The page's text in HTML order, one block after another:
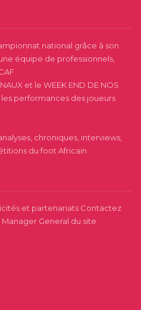
national grâce à son
équipe de professionnels,
et le WEEK END DE NOS
les performances des joueurs
chroniques, interviews,
du foot Africain.
et partenariats Contactez
General du site